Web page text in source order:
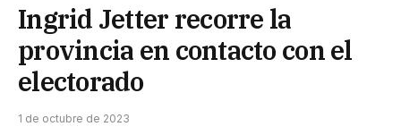
Ingrid Jetter recorre la
provincia en contacto con el
electorado
1 de octubre de 2023